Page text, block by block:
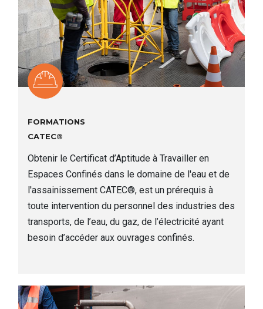
FORMATIONS
CATEC®
Obtenir le Certificat d’Aptitude à Travailler en
Espaces Confinés dans le domaine de l'eau et de
l'assainissement CATEC®, est un prérequis à
toute intervention du personnel des industries des
transports, de l’eau, du gaz, de l’électricité ayant
besoin d’accéder aux ouvrages confinés.